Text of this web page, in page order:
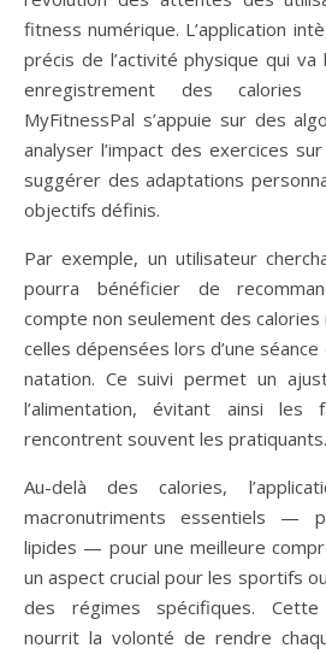
fitness numérique. L’application
précis de l’activité physique qui va
enregistrement des
MyFitnessPal s’appuie sur des
analyser l’impact des exercices
suggérer des adaptations
objectifs définis.
Par exemple, un utilisateur
pourra bénéficier de
compte non seulement des
celles dépensées lors d’une
natation. Ce suivi permet un
l’alimentation, évitant ainsi les
rencontrent souvent les pratiquants.
Au-delà des calories,
macronutriments essentiels —
lipides — pour une meilleure
un aspect crucial pour les sportifs
des régimes spécifiques. Cette
nourrit la volonté de rendre